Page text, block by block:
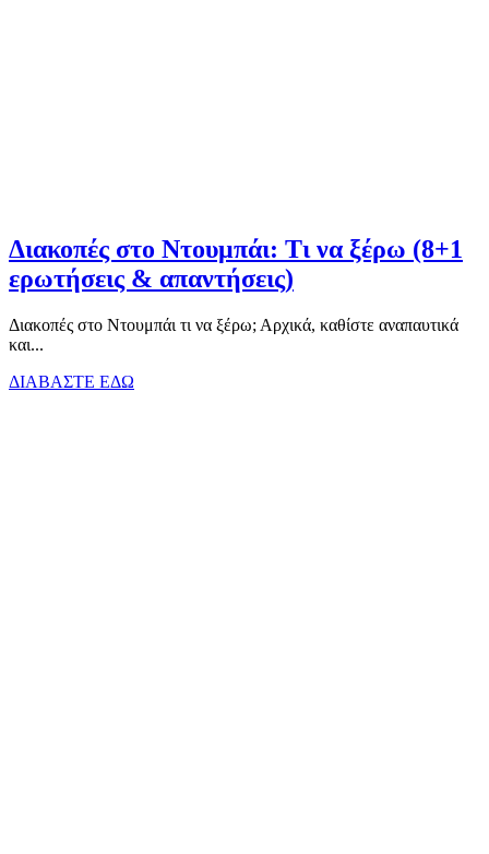
Διακοπές στο Ντουμπάι: Τι να ξέρω (8+1
ερωτήσεις & απαντήσεις)
Διακοπές στο Ντουμπάι τι να ξέρω; Αρχικά, καθίστε αναπαυτικά
και...
ΔΙΑΒΑΣΤΕ ΕΔΩ